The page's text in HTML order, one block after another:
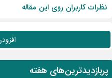
نظرات کاربران روی این مقاله
هفته